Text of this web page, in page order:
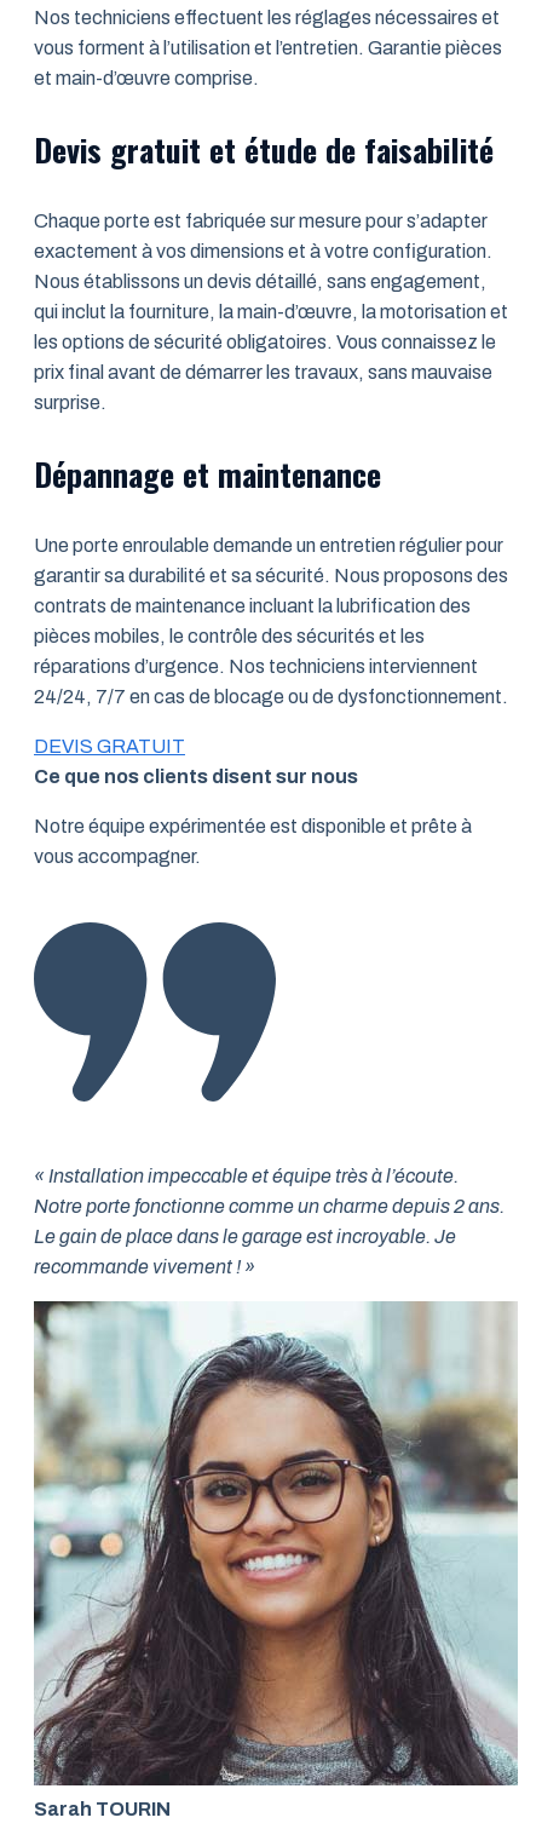
Nos techniciens effectuent les réglages nécessaires et
vous forment à l’utilisation et l’entretien. Garantie pièces
et main-d’œuvre comprise.
Devis gratuit et étude de faisabilité
Chaque porte est fabriquée sur mesure pour s’adapter
exactement à vos dimensions et à votre configuration.
Nous établissons un devis détaillé, sans engagement,
qui inclut la fourniture, la main-d’œuvre, la motorisation et
les options de sécurité obligatoires. Vous connaissez le
prix final avant de démarrer les travaux, sans mauvaise
surprise.
Dépannage et maintenance
Une porte enroulable demande un entretien régulier pour
garantir sa durabilité et sa sécurité. Nous proposons des
contrats de maintenance incluant la lubrification des
pièces mobiles, le contrôle des sécurités et les
réparations d’urgence. Nos techniciens interviennent
24/24, 7/7 en cas de blocage ou de dysfonctionnement.
DEVIS GRATUIT
Ce que nos clients disent sur nous
Notre équipe expérimentée est disponible et prête à
vous accompagner.
« Installation impeccable et équipe très à l’écoute.
Notre porte fonctionne comme un charme depuis 2 ans.
Le gain de place dans le garage est incroyable. Je
recommande vivement ! »
Sarah TOURIN